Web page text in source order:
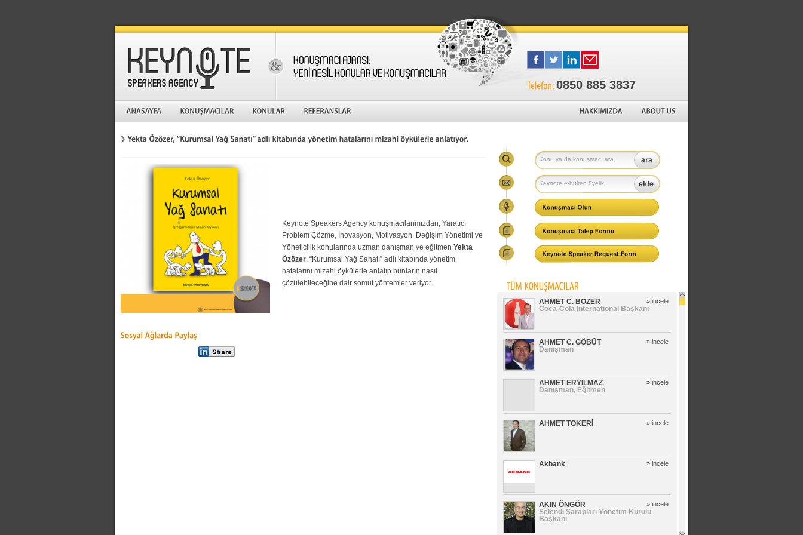
0850 885 3837
Keynote Speakers Agency konuşmacılarımızdan, Yaratıcı
Problem Çözme, İnovasyon, Motivasyon, Değişim Yönetimi ve
Yöneticilik konularında uzman danışman ve eğitmen Yekta
Özözer, “Kurumsal Yağ Sanatı” adlı kitabında yönetim
hatalarını mizahi öykülerle anlatıp bunların nasıl
çözülebileceğine dair somut yöntemler veriyor.